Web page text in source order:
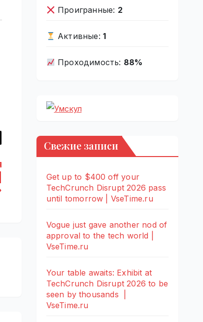
Проигранные: 2
Активные: 1
Проходимость: 88%
Свежие записи
Get up to $400 off your
TechCrunch Disrupt 2026 pass
until tomorrow | VseTime.ru
Vogue just gave another nod of
approval to the tech world |
VseTime.ru
Your table awaits: Exhibit at
TechCrunch Disrupt 2026 to be
seen by thousands |
VseTime.ru